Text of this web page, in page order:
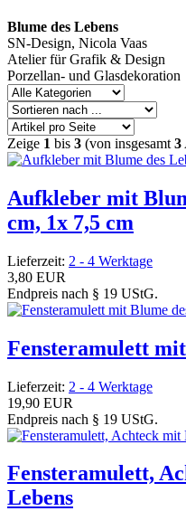
Blume des Lebens
SN-Design, Nicola Vaas
Atelier für Grafik & Design
Porzellan- und Glasdekoration
Zeige 1 bis 3 (von insgesamt 3
Aufkleber mit
cm, 1x 7,5 cm
Lieferzeit: 2 - 4 Werktage
3,80 EUR
Endpreis nach § 19 UStG.
Fensteramulett
Lieferzeit: 2 - 4 Werktage
19,90 EUR
Endpreis nach § 19 UStG.
Fensteramulett,
Lebens